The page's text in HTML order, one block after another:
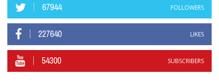
67944 FOLLOWERS
227640 LIKES
54300 SUBSCRIBERS